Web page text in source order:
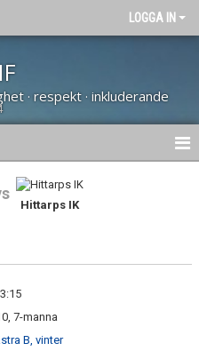
LOGGA IN
· respekt · inkluderande
Hittarps IK
7-manna
B, vinter